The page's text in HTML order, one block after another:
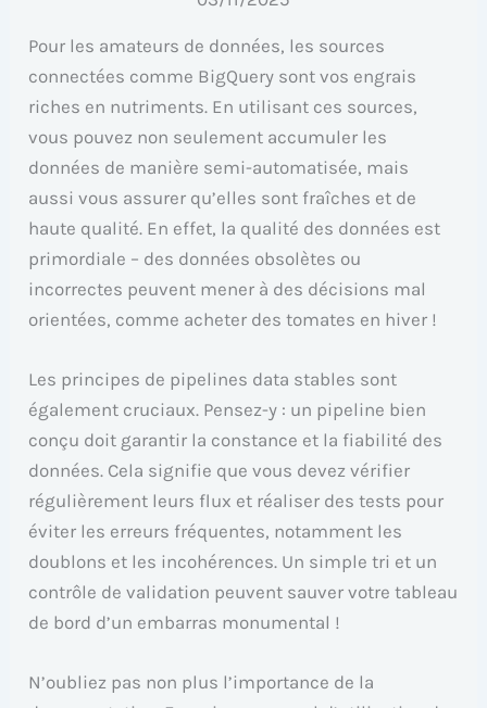
Pour les amateurs de données, les sources
connectées comme BigQuery sont vos engrais
riches en nutriments. En utilisant ces sources,
vous pouvez non seulement accumuler les
données de manière semi-automatisée, mais
aussi vous assurer qu’elles sont fraîches et de
haute qualité. En effet, la qualité des données est
primordiale – des données obsolètes ou
incorrectes peuvent mener à des décisions mal
orientées, comme acheter des tomates en hiver !
Les principes de pipelines data stables sont
également cruciaux. Pensez-y : un pipeline bien
conçu doit garantir la constance et la fiabilité des
données. Cela signifie que vous devez vérifier
régulièrement leurs flux et réaliser des tests pour
éviter les erreurs fréquentes, notamment les
doublons et les incohérences. Un simple tri et un
contrôle de validation peuvent sauver votre tableau
de bord d’un embarras monumental !
N’oubliez pas non plus l’importance de la